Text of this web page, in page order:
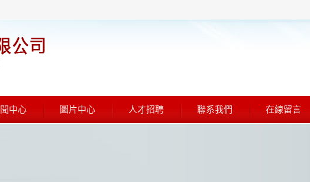
中心 圖片中心 人才招聘 聯系我們 在線留言